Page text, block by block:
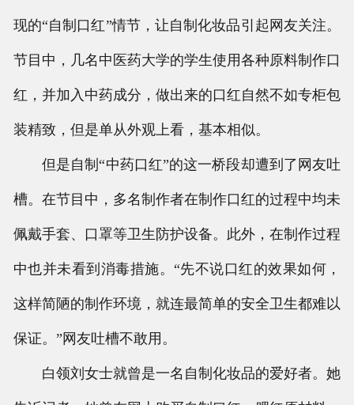
现的“自制口红”情节，让自制化妆品引起网友关注。
节目中，几名中医药大学的学生使用各种原料制作口
红，并加入中药成分，做出来的口红自然不如专柜包
装精致，但是单从外观上看，基本相似。
但是自制“中药口红”的这一桥段却遭到了网友吐
槽。在节目中，多名制作者在制作口红的过程中均未
佩戴手套、口罩等卫生防护设备。此外，在制作过程
中也并未看到消毒措施。“先不说口红的效果如何，
这样简陋的制作环境，就连最简单的安全卫生都难以
保证。”网友吐槽不敢用。
白领刘女士就曾是一名自制化妆品的爱好者。她